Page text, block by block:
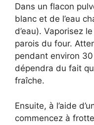
Dans un flacon
blanc et de l’eau
d’eau). Vaporisez
parois du four.
pendant environ
dépendra du fait
fraîche.
Ensuite, à l’aide
commencez à